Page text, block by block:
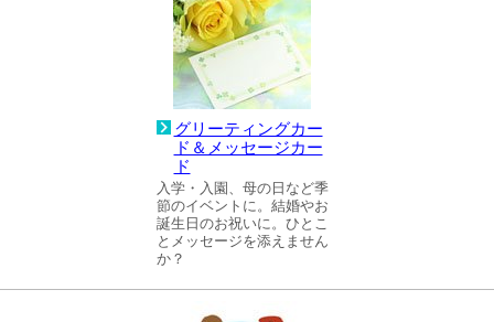
グリーティングカー
ド＆メッセージカー
ド
入学・入園、母の日など季
節のイベントに。結婚やお
誕生日のお祝いに。ひとこ
とメッセージを添えません
か？